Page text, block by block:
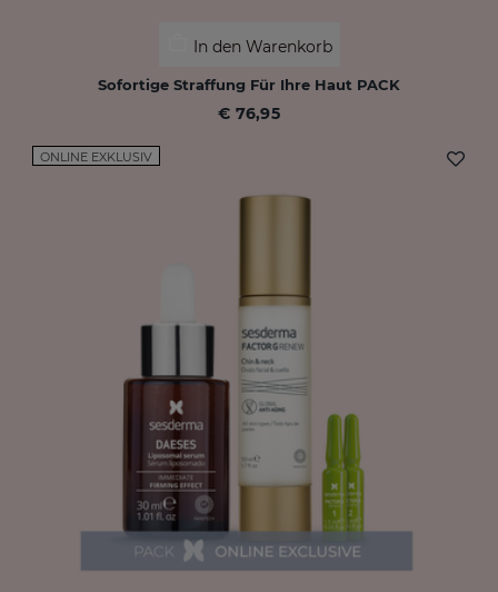
In den Warenkorb
Sofortige Straffung Für Ihre Haut PACK
€ 76,95
ONLINE EXKLUSIV